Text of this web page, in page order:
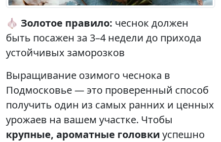
🧄 Золотое правило: чеснок должен
быть посажен за 3–4 недели до прихода
устойчивых заморозков
Выращивание озимого чеснока в
Подмосковье — это проверенный способ
получить один из самых ранних и ценных
урожаев на вашем участке. Чтобы
крупные, ароматные головки успешно